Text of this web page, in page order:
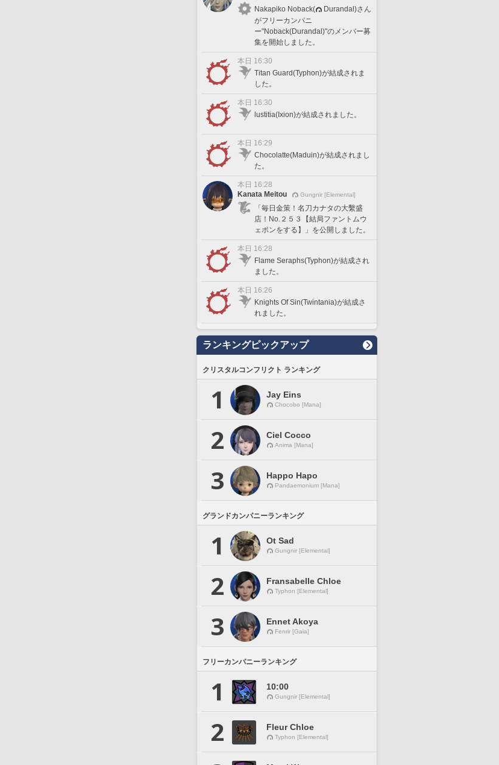
Nakapiko Noback(
Durandal)さん
がフリーカンパニ
ー"Noback(Durandal)"のメンバー募
集を開始しました。
本日 16:30
Titan Guard(Typhon)が結成されま
した。
本日 16:30
lustitia(Ixion)が結成されました。
本日 16:29
Chocolatte(Maduin)が結成されまし
た。
本日 16:28
Kanata Meitou
Gungnir [Elemental]
「毎日金策！名刀カナタの大繫盛
店！No.２５３【結局ファントムウ
ェポンをする】」を公開しました。
本日 16:28
Flame Seraphs(Typhon)が結成され
ました。
本日 16:26
Knights Of Sin(Twintania)が結成さ
れました。
ランキングピックアップ
クリスタルコンフリクト ランキング
1 Jay Eins
Chocobo [Mana]
2 Ciel Cocco
Anima [Mana]
3 Happo Hapo
Pandaemonium [Mana]
グランドカンパニーランキング
1 Ot Sad
Gungnir [Elemental]
2 Fransabelle Chloe
Typhon [Elemental]
3 Ennet Akoya
Fenrir [Gaia]
フリーカンパニーランキング
1 10:00
Gungnir [Elemental]
2 Fleur Chloe
Typhon [Elemental]